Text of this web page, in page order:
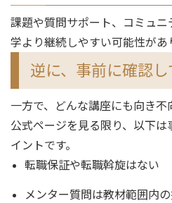
課題や質問サポート、コミュ
学より継続しやすい可能性があ
逆に、事前に確認
一方で、どんな講座にも向き不
公式ページを見る限り、以下
イントです。
転職保証や転職斡旋はない
メンター質問は教材範囲内